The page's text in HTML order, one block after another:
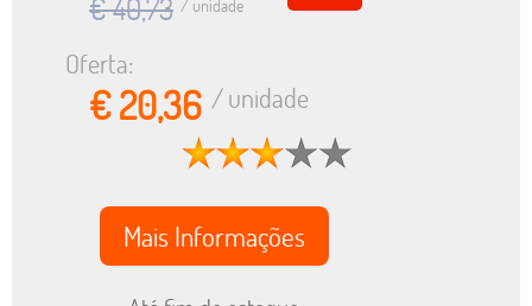
€ 40,73 / unidade
Oferta:
€ 20,36 / unidade
Mais Informações